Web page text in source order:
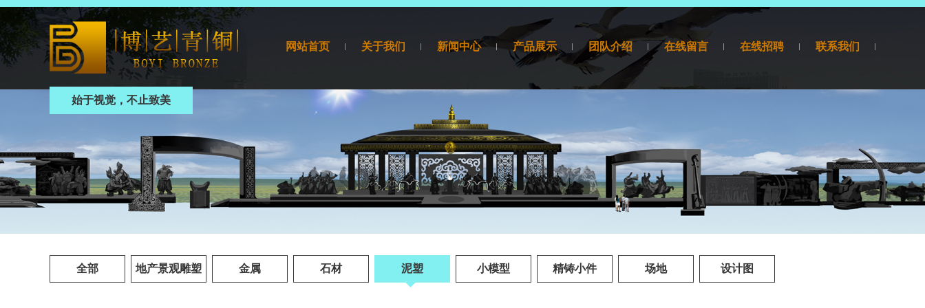
始于视觉，不止致美
网站首页 关于我们 新闻中心 产品展示 团队介绍 在线留言 在线招聘 联系我们
产品展示
全部 地产景观雕塑 金属 石材 泥塑 小模型 精铸小件 场地 设计图